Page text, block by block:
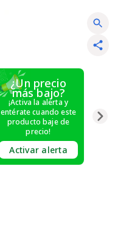
¿Un precio
más bajo?
¡Activa la alerta y
entérate cuando este
producto baje de
precio!
Activar alerta